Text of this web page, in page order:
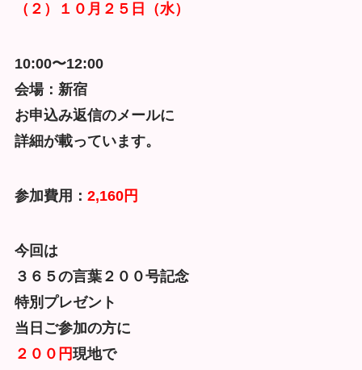
（２）１０月２５日（水）
10:00〜12:00
会場：新宿
お申込み返信のメールに
詳細が載っています。
参加費用： 2,160円
今回は
３６５の言葉２００号記念
特別プレゼント
当日ご参加の方に
２００円現地で